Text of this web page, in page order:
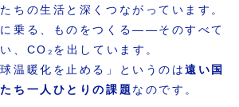
ちの生活と深くつながっています。
乗る、ものをつくる――そのすべて
、CO₂を出しています。
温暖化を止める」というのは遠い国
ち一人ひとりの課題 なのです。